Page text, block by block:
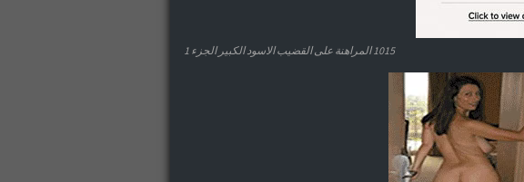
1015 المراهنة على القضيب الاسود الكبير الجزء 1